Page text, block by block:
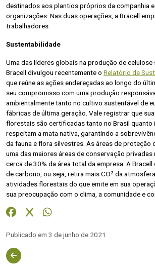
destinados aos plantios próprios da companhia
organizações. Nas duas operações, a Bracell
trabalhadores.
Sustentabilidade
Uma das líderes globais na produção de celulose
Bracell divulgou recentemente o Relatório de
que reúne as ações endereçadas ao longo do
seu compromisso com uma produção
ambientalmente tanto no cultivo sustentável de
fábricas de última geração. Vale registrar que
florestais são certificadas tanto no Brasil quanto
respeitam a mata nativa, garantindo a
da fauna e flora silvestres. As áreas de proteção
uma das maiores áreas de conservação privadas
cerca de 30% da área total da empresa. A Bracell
de carbono, ou seja, retira mais CO² da
atividades florestais do que emite em sua
sua preocupação com o clima, a comunidade e
Publicado em 3 de junho de 2021